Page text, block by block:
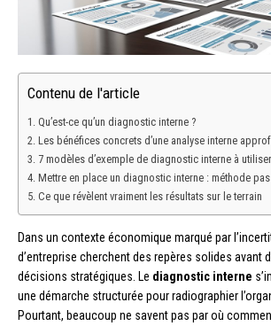
Contenu de l'article
Qu’est-ce qu’un diagnostic interne ?
Les bénéfices concrets d’une analyse interne
7 modèles d’exemple de diagnostic interne à
Mettre en place un diagnostic interne : méthode
Ce que révèlent vraiment les résultats sur le terrain
Dans un contexte économique marqué par
d’entreprise cherchent des repères solides avant
décisions stratégiques. Le diagnostic interne
une démarche structurée pour radiographier
Pourtant, beaucoup ne savent pas par où